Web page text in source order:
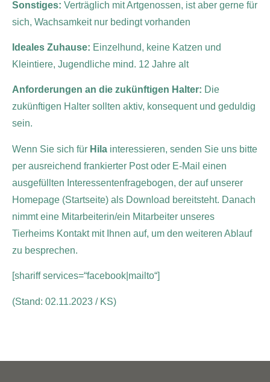
Sonstiges: Verträglich mit Artgenossen, ist aber gerne für
sich, Wachsamkeit nur bedingt vorhanden
Ideales Zuhause: Einzelhund, keine Katzen und
Kleintiere, Jugendliche mind. 12 Jahre alt
Anforderungen an die zukünftigen Halter: Die
zukünftigen Halter sollten aktiv, konsequent und geduldig
sein.
Wenn Sie sich für Hila interessieren, senden Sie uns bitte
per ausreichend frankierter Post oder E-Mail einen
ausgefüllten Interessentenfragebogen, der auf unserer
Homepage (Startseite) als Download bereitsteht. Danach
nimmt eine Mitarbeiterin/ein Mitarbeiter unseres
Tierheims Kontakt mit Ihnen auf, um den weiteren Ablauf
zu besprechen.
[shariff services=“facebook|mailto“]
(Stand: 02.11.2023 / KS)